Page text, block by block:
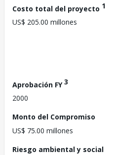
Costo total del proyecto 1
US$ 205.00 millones
Aprobación FY3
2000
Monto del Compromiso
US$ 75.00 millones
Riesgo ambiental y social